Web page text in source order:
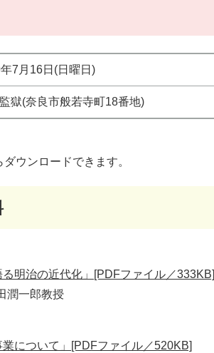
7月16日(日曜日)
監獄(奈良市般若寺町18番地)
ウンロードできます。
る明治の近代化」[PDFファイル／333KB]
潤一郎教授
業について」[PDFファイル／520KB]